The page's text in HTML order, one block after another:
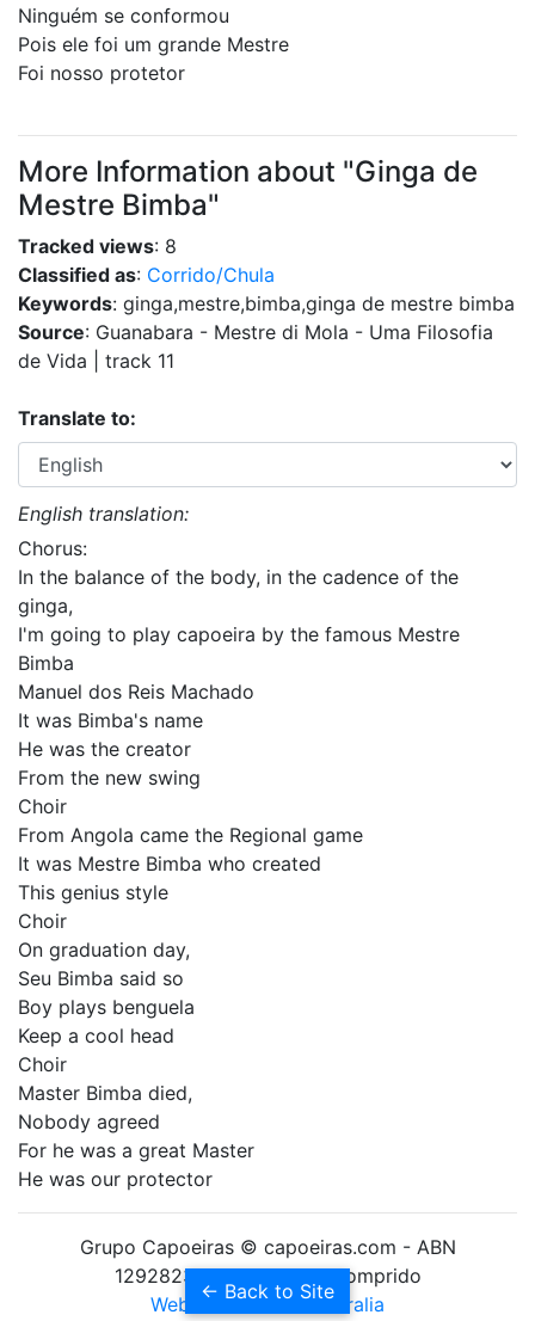
Ninguém se conformou
Pois ele foi um grande Mestre
Foi nosso protetor
More Information about "Ginga de
Mestre Bimba"
Tracked views: 8
Classified as: Corrido/Chula
Keywords: ginga,mestre,bimba,ginga de mestre bimba
Source: Guanabara - Mestre di Mola - Uma Filosofia
de Vida | track 11
Translate to:
English translation:
Chorus:
In the balance of the body, in the cadence of the
ginga,
I'm going to play capoeira by the famous Mestre
Bimba
Manuel dos Reis Machado
It was Bimba's name
He was the creator
From the new swing
Choir
From Angola came the Regional game
It was Mestre Bimba who created
This genius style
Choir
On graduation day,
Seu Bimba said so
Boy plays benguela
Keep a cool head
Choir
Master Bimba died,
Nobody agreed
For he was a great Master
He was our protector
Grupo Capoeiras © capoeiras.com - ABN
12928238010 Formado Comprido
Websites Builder Australia
← Back to Site